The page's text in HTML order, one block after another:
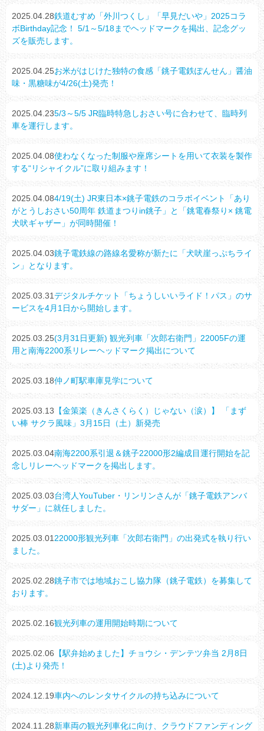
2025.04.28鉄道むすめ「外川つくし」「早見だいや」2025コラ
ボBirthday記念！ 5/1～5/18までヘッドマークを掲出、記念グッ
ズを販売します。
2025.04.25お米がはじけた独特の食感「銚子電鉄ぽんせん」醤油
味・黒糖味が4/26(土)発売！
2025.04.235/3～5/5 JR臨時特急しおさい号に合わせて、臨時列
車を運行します。
2025.04.08使わなくなった制服や座席シートを用いて衣装を製作
する“リシャイクル”に取り組みます！
2025.04.084/19(土) JR東日本×銚子電鉄のコラボイベント「あり
がとうしおさい50周年 鉄道まつりin銚子」と「銚電春祭り× 銚電
犬吠ギャザー」が同時開催！
2025.04.03銚子電鉄線の路線名愛称が新たに「犬吠崖っぷちライ
ン」となります。
2025.03.31デジタルチケット「ちょうしいいライド！パス」のサ
ービスを4月1日から開始します。
2025.03.25(3月31日更新) 観光列車「次郎右衛門」22005Fの運
用と南海2200系リレーヘッドマーク掲出について
2025.03.18仲ノ町駅車庫見学について
2025.03.13 【金策楽（きんさくらく）じゃない（涙）】 「まず
い棒 サクラ風味」3月15日（土）新発売
2025.03.04南海2200系引退＆銚子22000形2編成目運行開始を記
念しリレーヘッドマークを掲出します。
2025.03.03台湾人YouTuber・リンリンさんが「銚子電鉄アンバ
サダー」に就任しました。
2025.03.01 22000形観光列車「次郎右衛門」の出発式を執り行い
ました。
2025.02.28銚子市では地域おこし協力隊（銚子電鉄）を募集して
おります。
2025.02.16観光列車の運用開始時期について
2025.02.06 【駅弁始めました】チョウシ・デンテツ弁当 2月8日
(土)より発売！
2024.12.19車内へのレンタサイクルの持ち込みについて
2024.11.28新車両の観光列車化に向け、クラウドファンディング